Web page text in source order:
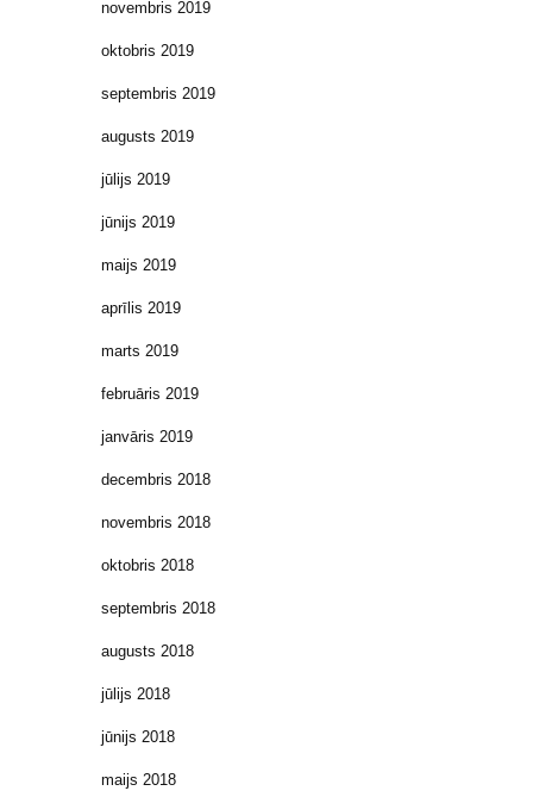
novembris 2019
oktobris 2019
septembris 2019
augusts 2019
jūlijs 2019
jūnijs 2019
maijs 2019
aprīlis 2019
marts 2019
februāris 2019
janvāris 2019
decembris 2018
novembris 2018
oktobris 2018
septembris 2018
augusts 2018
jūlijs 2018
jūnijs 2018
maijs 2018